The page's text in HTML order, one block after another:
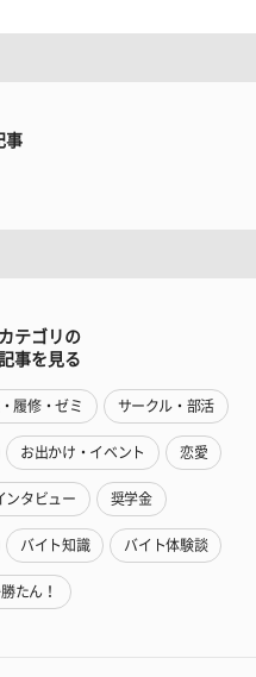
事
テゴリの
事を見る
履修・ゼミ サークル・部活
お出かけ・イベント 恋愛
ンタビュー 奨学金
バイト知識 バイト体験談
たん！